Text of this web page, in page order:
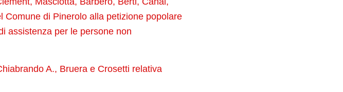
Comune di Pinerolo alla petizione popolare
assistenza per le persone non
A., Bruera e Crosetti relativa